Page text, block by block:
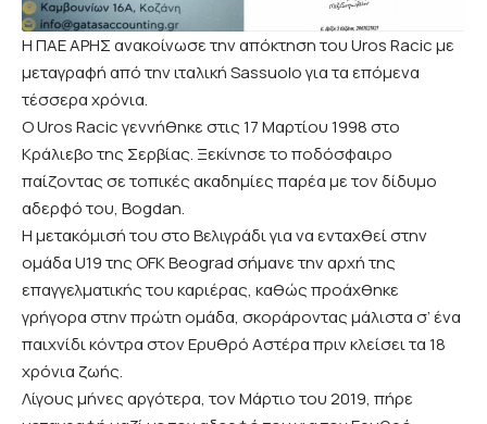
Η ΠΑΕ ΑΡΗΣ ανακοίνωσε την απόκτηση του Uros Racic με
μεταγραφή από την ιταλική Sassuolo για τα επόμενα
τέσσερα χρόνια.
O Uros Racic γεννήθηκε στις 17 Μαρτίου 1998 στο
Κράλιεβο της Σερβίας. Ξεκίνησε το ποδόσφαιρο
παίζοντας σε τοπικές ακαδημίες παρέα με τον δίδυμο
αδερφό του, Bogdan.
Η μετακόμισή του στο Βελιγράδι για να ενταχθεί στην
ομάδα U19 της OFK Beograd σήμανε την αρχή της
επαγγελματικής του καριέρας, καθώς προάχθηκε
γρήγορα στην πρώτη ομάδα, σκοράροντας μάλιστα σ’ ένα
παιχνίδι κόντρα στον Ερυθρό Αστέρα πριν κλείσει τα 18
χρόνια ζωής.
Λίγους μήνες αργότερα, τον Μάρτιο του 2019, πήρε